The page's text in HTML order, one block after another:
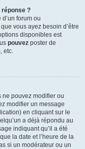
?
forum ou
vous ayez besoin d’être
disponibles est
pouvez poster de
etc.
ne pouvez modifier ou
modifier un message
en cliquant sur le
a déjà répondu au
indiquant qu’il a été
la date et l’heure de la
si un modérateur ou un